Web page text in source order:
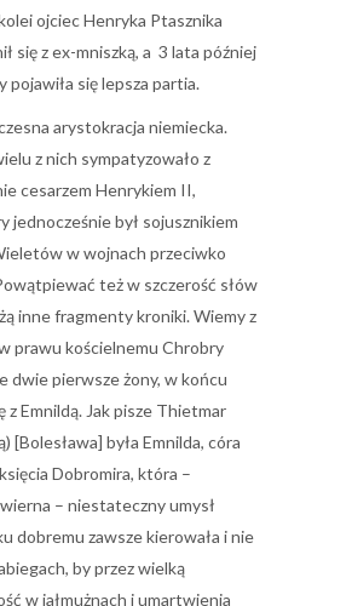
ojciec Henryka Ptasznika
się z ex-mniszką, a 3 lata później
pojawiła się lepsza partia.
arystokracja niemiecka.
z nich sympatyzowało z
cesarzem Henrykiem II,
jednocześnie był sojusznikiem
w wojnach przeciwko
też w szczerość słów
inne fragmenty kroniki. Wiemy z
prawu kościelnemu Chrobry
dwie pierwsze żony, w końcu
z Emnildą. Jak pisze Thietmar
[Bolesława] była Emnilda, córa
Dobromira, która –
– niestateczny umysł
dobremu zawsze kierowała i nie
by przez wielką
w jałmużnach i umartwienia